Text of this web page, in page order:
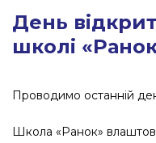
День
школі
Проводимо останній
Школа «Ранок»